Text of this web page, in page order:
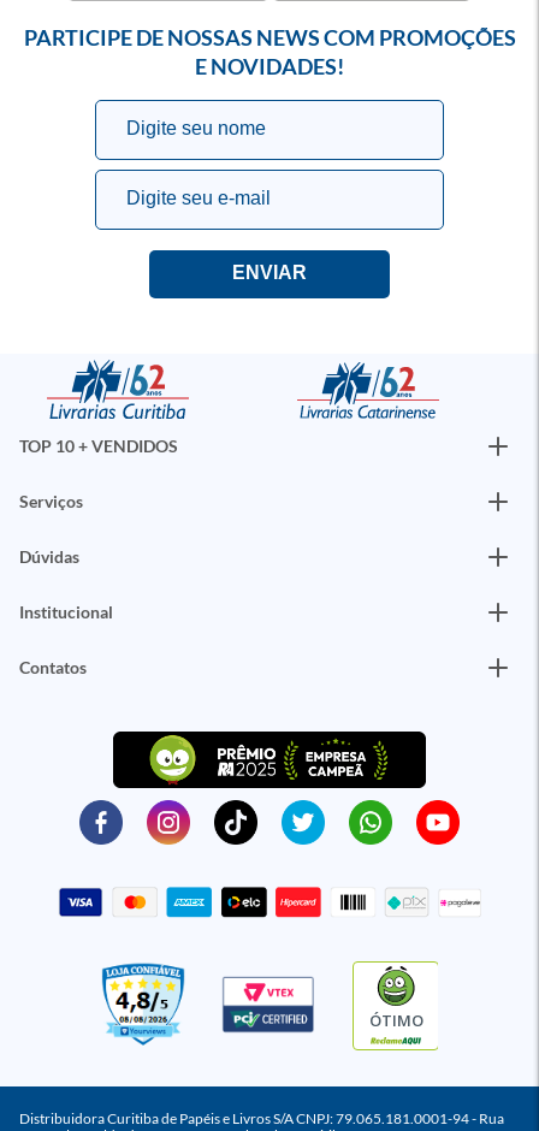
PARTICIPE DE NOSSAS NEWS COM PROMOÇÕES
E NOVIDADES!
TOP 10 + VENDIDOS
Serviços
Dúvidas
Institucional
Contatos
ÓTIMO
Distribuidora Curitiba de Papéis e Livros S/A CNPJ: 79.065.181.0001-94 - Rua